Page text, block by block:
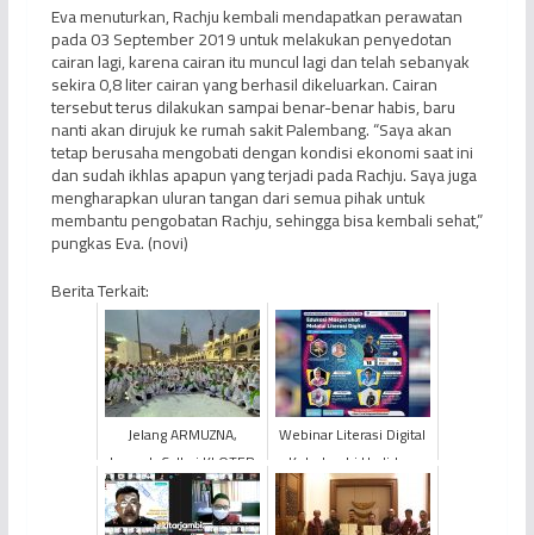
Eva menuturkan, Rachju kembali mendapatkan perawatan
pada 03 September 2019 untuk melakukan penyedotan
cairan lagi, karena cairan itu muncul lagi dan telah sebanyak
sekira 0,8 liter cairan yang berhasil dikeluarkan. Cairan
tersebut terus dilakukan sampai benar-benar habis, baru
nanti akan dirujuk ke rumah sakit Palembang. “Saya akan
tetap berusaha mengobati dengan kondisi ekonomi saat ini
dan sudah ikhlas apapun yang terjadi pada Rachju. Saya juga
mengharapkan uluran tangan dari semua pihak untuk
membantu pengobatan Rachju, sehingga bisa kembali sehat,”
pungkas Eva. (novi)
Berita Terkait:
Jelang ARMUZNA,
Jemaah Calhaj KLOTER
BTH 20 Jambi Sudah
Laksanakan Umrah
Webinar Literasi Digital
Kota Jambi Hadirkan
Paparan “Edukasi
Masyarakat Melalui